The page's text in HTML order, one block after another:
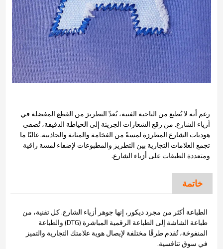
رغم أنه لا يُطبع من الناحية الفنية، يُعدّ التطريز من القطع المفضلة في
أزياء الشارع. من رقع الشعارات الجريئة إلى الخياطة الدقيقة، تُضفي
هوديات الشارع المطرزة لمسةً من الفخامة والمتانة والجاذبية. غالبًا ما
تجمع العلامات التجارية بين التطريز والمطبوعات لإضفاء لمسة راقية
ومتعددة الطبقات على أزياء الشارع.
خاتمة
الطباعة أكثر من مجرد ديكور، إنها جوهر أزياء الشارع. كل تقنية، من
طباعة الشاشة إلى الطباعة الرقمية المباشرة (DTG) والطباعة
المنفوخة، تُقدم طرقًا مختلفة لإيصال هوية علامتك التجارية والتميز
في سوق تنافسية.